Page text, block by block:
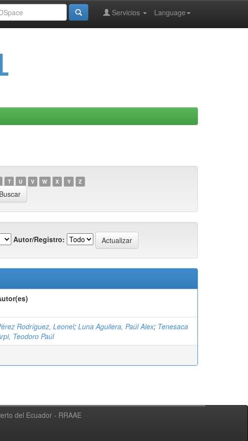
Language
Servicios
T U V W X Y Z
Autor/Registro:
Rodríguez, Leonel; Luna Aguilera, Paúl Alex; Tenesaca
Teodoro Paúl
del Ecuador - RRAAE